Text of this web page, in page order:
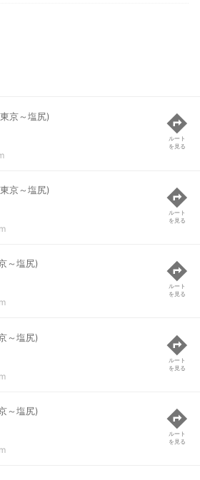
京～塩尻)
ルート
を見る
京～塩尻)
ルート
を見る
～塩尻)
ルート
を見る
～塩尻)
ルート
を見る
～塩尻)
ルート
を見る